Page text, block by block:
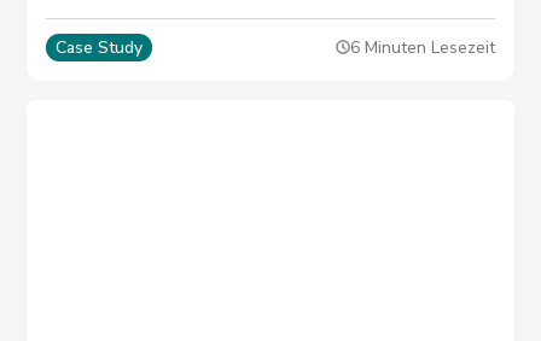
Case Study 6 Minuten Lesezeit